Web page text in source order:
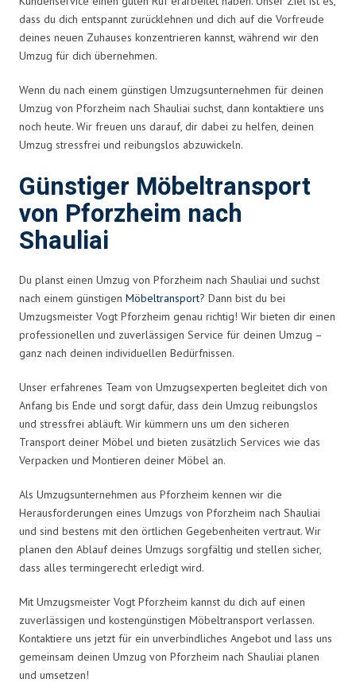
dass du dich entspannt zurücklehnen und dich auf die Vorfreude
deines neuen Zuhauses konzentrieren kannst, während wir den
Umzug für dich übernehmen.
Wenn du nach einem günstigen Umzugsunternehmen für deinen
Umzug von Pforzheim nach Shauliai suchst, dann kontaktiere uns
noch heute. Wir freuen uns darauf, dir dabei zu helfen, deinen
Umzug stressfrei und reibungslos abzuwickeln.
Günstiger Möbeltransport
von Pforzheim nach
Shauliai
Du planst einen Umzug von Pforzheim nach Shauliai und suchst
nach einem günstigen Möbeltransport? Dann bist du bei
Umzugsmeister Vogt Pforzheim genau richtig! Wir bieten dir einen
professionellen und zuverlässigen Service für deinen Umzug –
ganz nach deinen individuellen Bedürfnissen.
Unser erfahrenes Team von Umzugsexperten begleitet dich von
Anfang bis Ende und sorgt dafür, dass dein Umzug reibungslos
und stressfrei abläuft. Wir kümmern uns um den sicheren
Transport deiner Möbel und bieten zusätzlich Services wie das
Verpacken und Montieren deiner Möbel an.
Als Umzugsunternehmen aus Pforzheim kennen wir die
Herausforderungen eines Umzugs von Pforzheim nach Shauliai
und sind bestens mit den örtlichen Gegebenheiten vertraut. Wir
planen den Ablauf deines Umzugs sorgfältig und stellen sicher,
dass alles termingerecht erledigt wird.
Mit Umzugsmeister Vogt Pforzheim kannst du dich auf einen
zuverlässigen und kostengünstigen Möbeltransport verlassen.
Kontaktiere uns jetzt für ein unverbindliches Angebot und lass uns
gemeinsam deinen Umzug von Pforzheim nach Shauliai planen
und umsetzen!